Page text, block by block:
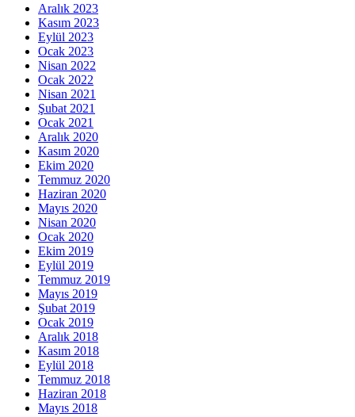
Aralık 2023
Kasım 2023
Eylül 2023
Ocak 2023
Nisan 2022
Ocak 2022
Nisan 2021
Şubat 2021
Ocak 2021
Aralık 2020
Kasım 2020
Ekim 2020
Temmuz 2020
Haziran 2020
Mayıs 2020
Nisan 2020
Ocak 2020
Ekim 2019
Eylül 2019
Temmuz 2019
Mayıs 2019
Şubat 2019
Ocak 2019
Aralık 2018
Kasım 2018
Eylül 2018
Temmuz 2018
Haziran 2018
Mayıs 2018